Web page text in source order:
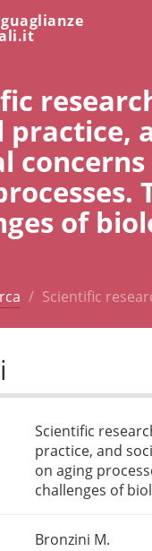
practice,
concerns
of
Scientific
Scientific
practice, and
on aging
challenges of
Bronzini M.